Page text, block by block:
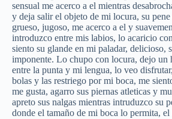
sensual me acerco a el mientras
y deja salir el objeto de mi locura, su pene
grueso, jugoso, me acerco a el y
introduzco entre mis labios, lo acaricio
siento su glande en mi paladar, delicioso,
imponente. Lo chupo con locura, dejo un
entre la punta y mi lengua, lo veo
bolas y las restriego por mi boca, me
me gusta, agarro sus piernas atleticas y
apreto sus nalgas mientras intruduzco su
donde el tamaño de mi boca lo permita, el